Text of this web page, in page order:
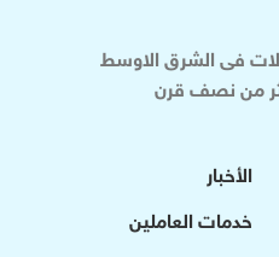
فى الشرق الاوسط
من نصف قرن
الأخبار
خدمات العاملين